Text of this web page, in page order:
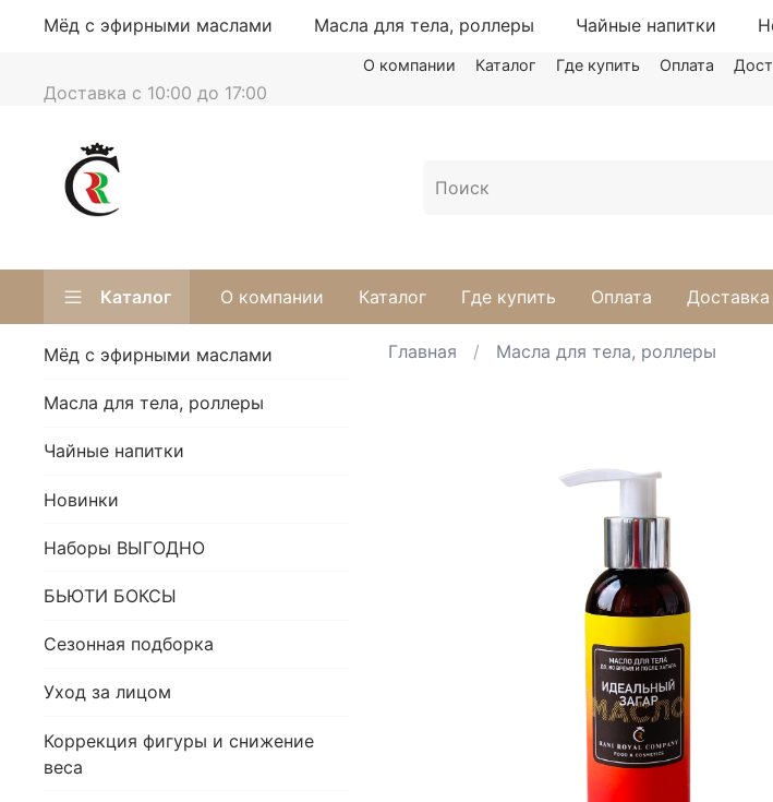
Мёд с эфирными маслами Масла для тела, роллеры Чайные напитки
О компании Каталог Где купить Оплата
Доставка с 10:00 до 17:00
Каталог О компании Каталог Где купить Оплата Доставка
Главная Масла для тела, роллеры
Мёд с эфирными маслами
Масла для тела, роллеры
Чайные напитки
Новинки
Наборы ВЫГОДНО
БЬЮТИ БОКСЫ
Сезонная подборка
Уход за лицом
Коррекция фигуры и снижение
веса